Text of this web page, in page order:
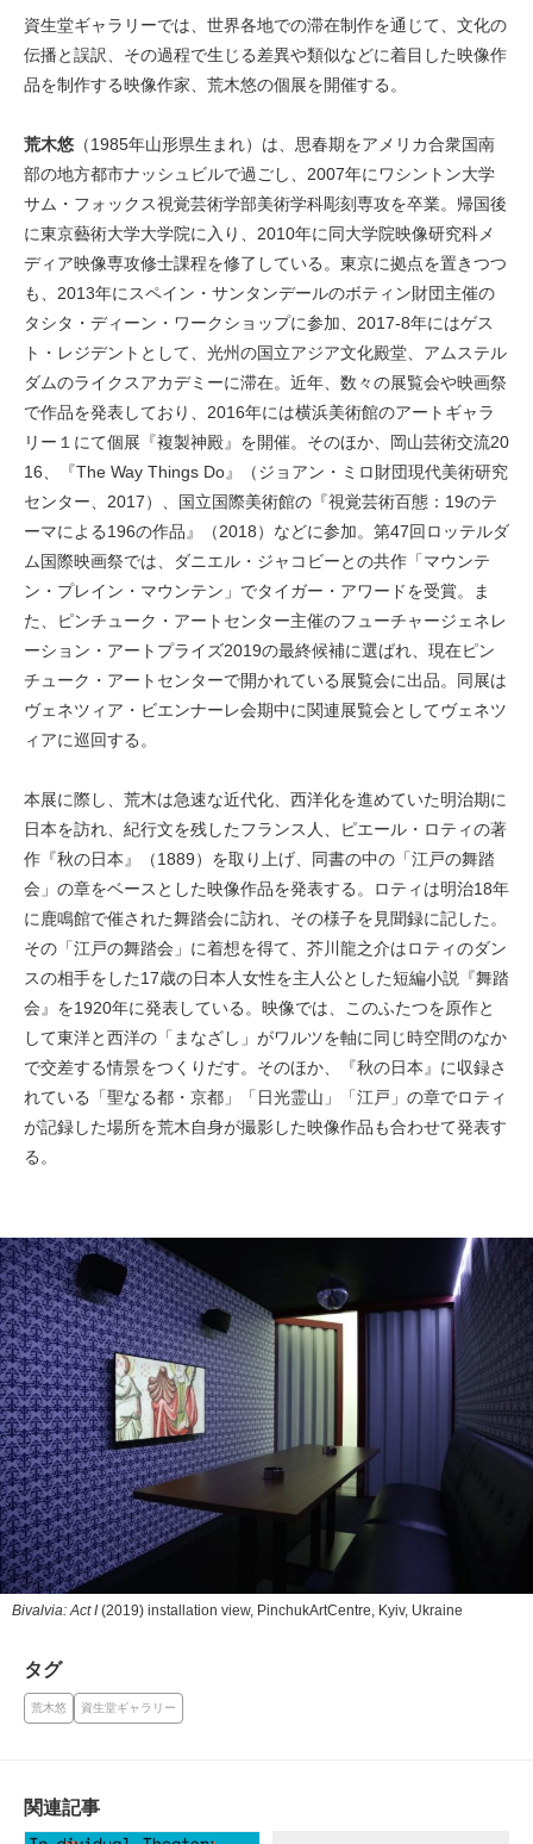
資生堂ギャラリーでは、世界各地での滞在制作を通じて、文化の
伝播と誤訳、その過程で生じる差異や類似などに着目した映像作
品を制作する映像作家、荒木悠の個展を開催する。
荒木悠 （1985年山形県生まれ）は、思春期をアメリカ合衆国南
部の地方都市ナッシュビルで過ごし、2007年にワシントン大学
サム・フォックス視覚芸術学部美術学科彫刻専攻を卒業。帰国後
に東京藝術大学大学院に入り、2010年に同大学院映像研究科メ
ディア映像専攻修士課程を修了している。東京に拠点を置きつつ
も、2013年にスペイン・サンタンデールのボティン財団主催の
タシタ・ディーン・ワークショップに参加、2017-8年にはゲス
ト・レジデントとして、光州の国立アジア文化殿堂、アムステル
ダムのライクスアカデミーに滞在。近年、数々の展覧会や映画祭
で作品を発表しており、2016年には横浜美術館のアートギャラ
リー１にて個展『複製神殿』を開催。そのほか、岡山芸術交流20
16、『The Way Things Do』（ジョアン・ミロ財団現代美術研究
センター、2017）、国立国際美術館の『視覚芸術百態：19のテ
ーマによる196の作品』（2018）などに参加。第47回ロッテルダ
ム国際映画祭では、ダニエル・ジャコビーとの共作「マウンテ
ン・プレイン・マウンテン」でタイガー・アワードを受賞。ま
た、ピンチューク・アートセンター主催のフューチャージェネレ
ーション・アートプライズ2019の最終候補に選ばれ、現在ピン
チューク・アートセンターで開かれている展覧会に出品。同展は
ヴェネツィア・ビエンナーレ会期中に関連展覧会としてヴェネツ
ィアに巡回する。
本展に際し、荒木は急速な近代化、西洋化を進めていた明治期に
日本を訪れ、紀行文を残したフランス人、ピエール・ロティの著
作『秋の日本』（1889）を取り上げ、同書の中の「江戸の舞踏
会」の章をベースとした映像作品を発表する。ロティは明治18年
に鹿鳴館で催された舞踏会に訪れ、その様子を見聞録に記した。
その「江戸の舞踏会」に着想を得て、芥川龍之介はロティのダン
スの相手をした17歳の日本人女性を主人公とした短編小説『舞踏
会』を1920年に発表している。映像では、このふたつを原作と
して東洋と西洋の「まなざし」がワルツを軸に同じ時空間のなか
で交差する情景をつくりだす。そのほか、『秋の日本』に収録さ
れている「聖なる都・京都」「日光霊山」「江戸」の章でロティ
が記録した場所を荒木自身が撮影した映像作品も合わせて発表す
る。
Bivalvia: Act I (2019) installation view, PinchukArtCentre, Kyiv, Ukraine
タグ
荒木悠 資生堂ギャラリー
関連記事